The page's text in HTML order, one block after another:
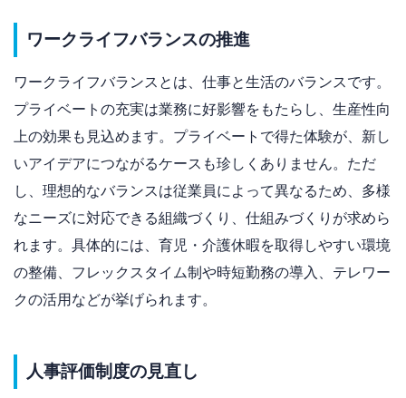
ワークライフバランスの推進
ワークライフバランスとは、仕事と生活のバランスです。
プライベートの充実は業務に好影響をもたらし、生産性向
上の効果も見込めます。プライベートで得た体験が、新し
いアイデアにつながるケースも珍しくありません。ただ
し、理想的なバランスは従業員によって異なるため、多様
なニーズに対応できる組織づくり、仕組みづくりが求めら
れます。具体的には、育児・介護休暇を取得しやすい環境
の整備、フレックスタイム制や時短勤務の導入、テレワー
クの活用などが挙げられます。
人事評価制度の見直し